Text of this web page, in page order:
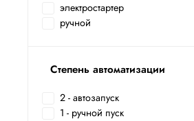
электростартер
ручной
Степень автоматизации
2 - автозапуск
1 - ручной пуск